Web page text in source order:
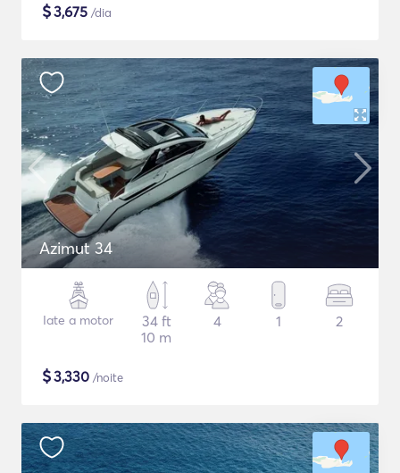
$3,675 /dia
Azimut 34
Iate a motor
34 ft
10 m
4 1 2
$3,330 /noite